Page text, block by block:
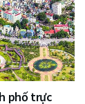
phố trực